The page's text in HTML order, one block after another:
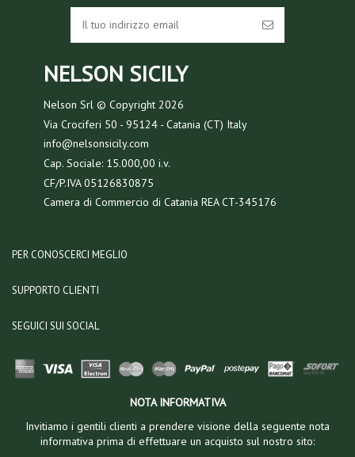
NELSON SICILY
Nelson Srl © Copyright2026
Via Crociferi 50 - 95124 - Catania (CT) Italy
info@nelsonsicily.com
Cap. Sociale: 15.000,00 i.v.
CF/P.IVA 05126830875
Camera di Commercio di Catania REA CT-345176
PER CONOSCERCI MEGLIO
SUPPORTO CLIENTI
SEGUICI SUI SOCIAL
NOTA INFORMATIVA
Invitiamo i gentili clienti a prendere visione della seguente nota
informativa prima di effettuare un acquisto sul nostro sito: